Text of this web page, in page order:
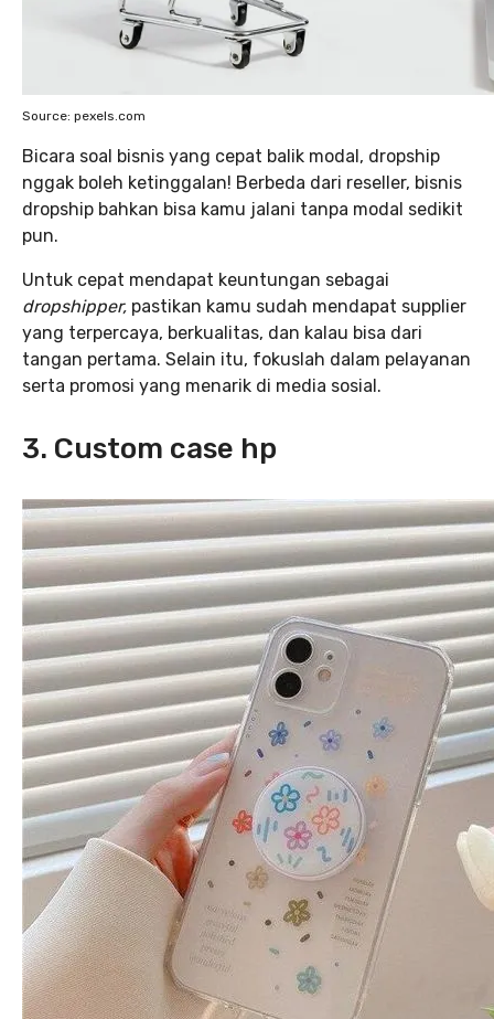
Source: pexels.com
Bicara soal bisnis yang cepat balik modal, dropship
nggak boleh ketinggalan! Berbeda dari reseller, bisnis
dropship bahkan bisa kamu jalani tanpa modal sedikit
pun.
Untuk cepat mendapat keuntungan sebagai
dropshipper, pastikan kamu sudah mendapat supplier
yang terpercaya, berkualitas, dan kalau bisa dari
tangan pertama. Selain itu, fokuslah dalam pelayanan
serta promosi yang menarik di media sosial.
3. Custom case hp